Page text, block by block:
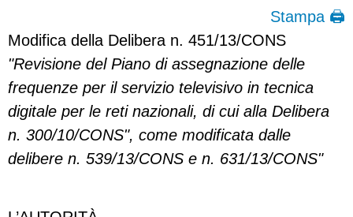
Stampa 🖨
Modifica della Delibera n. 451/13/CONS
"Revisione del Piano di assegnazione delle
frequenze per il servizio televisivo in tecnica
digitale per le reti nazionali, di cui alla Delibera
n. 300/10/CONS", come modificata dalle
delibere n. 539/13/CONS e n. 631/13/CONS"